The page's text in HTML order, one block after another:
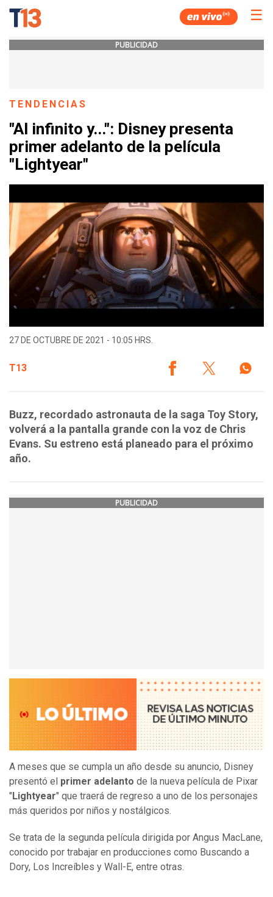
☰
PUBLICIDAD
TENDENCIAS
"Al infinito y...": Disney presenta
primer adelanto de la película
"Lightyear"
27 DE OCTUBRE DE 2021 - 10:05 HRS.
T13
Buzz, recordado astronauta de la saga Toy Story,
volverá a la pantalla grande con la voz de Chris
Evans. Su estreno está planeado para el próximo
año.
PUBLICIDAD
A meses que se cumpla un año desde su anuncio, Disney
presentó el primer adelanto de la nueva película de Pixar
" Lightyear" que traerá de regreso a uno de los personajes
más queridos por niños y nostálgicos.
Se trata de la segunda película dirigida por Angus MacLane,
conocido por trabajar en producciones como Buscando a
Dory, Los Increíbles y Wall-E, entre otras.